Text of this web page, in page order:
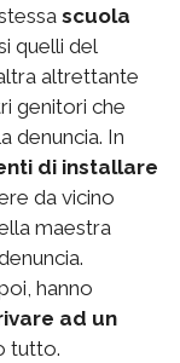
scuola
quelli del
altrettante
genitori che
denuncia. In
di installare
da vicino
maestra
hanno
ad un
tutto.